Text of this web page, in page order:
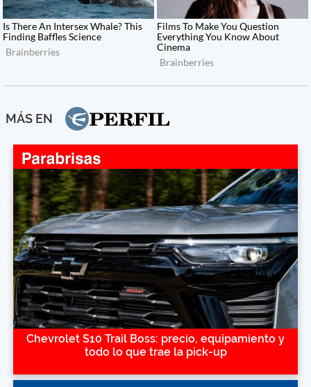
MÁS EN
Chevrolet S10 Trail Boss: precio, equipamiento y
todo lo que trae la pick-up